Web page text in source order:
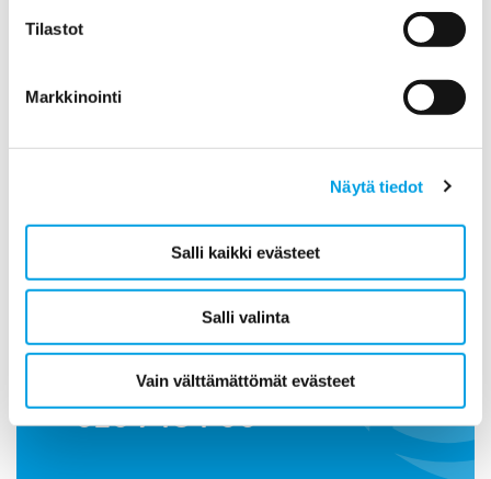
Tilastot
Markkinointi
Näytä tiedot
Salli kaikki evästeet
Salli valinta
Vain välttämättömät evästeet
2011
Lähetä viesti Polygonille tästä>>
Päivystys toimistoajan ulkopuolella
020 7484 00